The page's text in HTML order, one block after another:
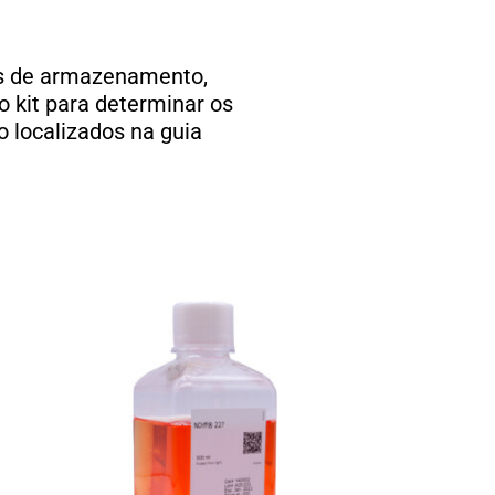
de armazenamento,
kit para determinar os
localizados na guia